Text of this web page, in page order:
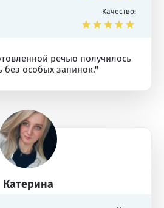
Качество:
речью получилось
без особых запинок."
Катерина